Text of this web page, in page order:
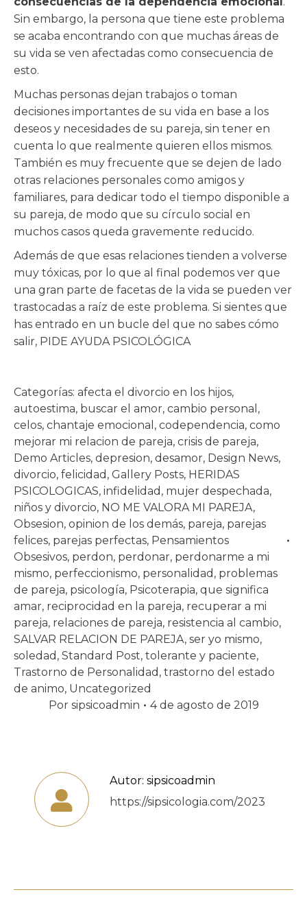
Sin embargo, la persona que tiene este problema
se acaba encontrando con que muchas áreas de
su vida se ven afectadas como consecuencia de
esto.
Muchas personas dejan trabajos o toman
decisiones importantes de su vida en base a los
deseos y necesidades de su pareja, sin tener en
cuenta lo que realmente quieren ellos mismos.
También es muy frecuente que se dejen de lado
otras relaciones personales como amigos y
familiares, para dedicar todo el tiempo disponible a
su pareja, de modo que su círculo social en
muchos casos queda gravemente reducido.
Además de que esas relaciones tienden a volverse
muy tóxicas, por lo que al final podemos ver que
una gran parte de facetas de la vida se pueden ver
trastocadas a raíz de este problema. Si sientes que
has entrado en un bucle del que no sabes cómo
salir, PIDE AYUDA PSICOLÓGICA
Categorías: afecta el divorcio en los hijos,
autoestima, buscar el amor, cambio personal ,
celos, chantaje emocional , codependencia, como
mejorar mi relacion de pareja, crisis de pareja,
Demo Articles, depresion, desamor, Design News,
divorcio, felicidad , Gallery Posts, HERIDAS
PSICOLOGICAS, infidelidad , mujer despechada,
niños y divorcio, NO ME VALORA MI PAREJA,
Obsesion, opinion de los demás, pareja, parejas
felices, parejas perfectas, Pensamientos
Obsesivos, perdon, perdonar, perdonarme a mi
mismo, perfeccionismo, personalidad , problemas
de pareja, psicología, Psicoterapia, que significa
amar, reciprocidad en la pareja, recuperar a mi
pareja, relaciones de pareja, resistencia al cambio,
SALVAR RELACION DE PAREJA, ser yo mismo,
soledad , Standard Post, tolerante y paciente,
Trastorno de Personalidad , trastorno del estado
de animo, Uncategorized
Por sipsicoadmin 4 de agosto de 2019
Autor: sipsicoadmin
https://sipsicologia.com/2023